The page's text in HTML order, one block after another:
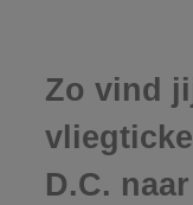
Zo vind
D.C.